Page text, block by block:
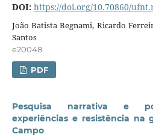
DOI: https://doi.org/10.70860/
João Batista Begnami, Ricardo
Santos
e20048
PDF
Pesquisa narrativa e
experiências e resistência na
Campo